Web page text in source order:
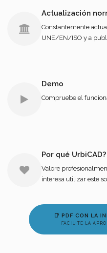
Actualización
Constantemente
UNE/EN/ISO y a
Demo
Compruebe el
Por qué UrbiCAD?
Valore
interesa utilizar este
📑 PDF CON LA
FACILITE LA